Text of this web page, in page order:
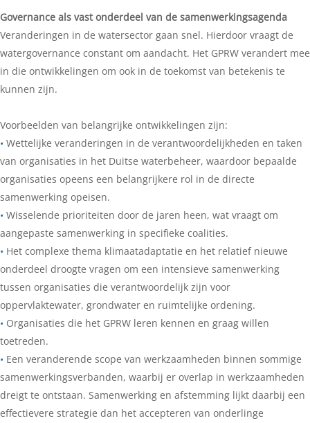
Governance als vast onderdeel van de samenwerkingsagenda
Veranderingen in de watersector gaan snel. Hierdoor vraagt de
watergovernance constant om aandacht. Het GPRW verandert mee
in die ontwikkelingen om ook in de toekomst van betekenis te
kunnen zijn.
Voorbeelden van belangrijke ontwikkelingen zijn:
• Wettelijke veranderingen in de verantwoordelijkheden en taken
van organisaties in het Duitse waterbeheer, waardoor bepaalde
organisaties opeens een belangrijkere rol in de directe
samenwerking opeisen.
• Wisselende prioriteiten door de jaren heen, wat vraagt om
aangepaste samenwerking in specifieke coalities.
• Het complexe thema klimaatadaptatie en het relatief nieuwe
onderdeel droogte vragen om een intensieve samenwerking
tussen organisaties die verantwoordelijk zijn voor
oppervlaktewater, grondwater en ruimtelijke ordening.
• Organisaties die het GPRW leren kennen en graag willen
toetreden.
• Een veranderende scope van werkzaamheden binnen sommige
samenwerkingsverbanden, waarbij er overlap in werkzaamheden
dreigt te ontstaan. Samenwerking en afstemming lijkt daarbij een
effectievere strategie dan het accepteren van onderlinge